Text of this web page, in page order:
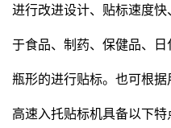
进行改进设计、贴标速度
于食品、制药、保健品、
瓶形的进行贴标。也可根
高速入托贴标机具备以下特